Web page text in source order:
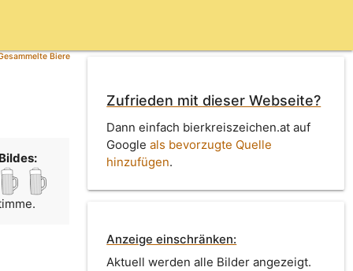
Biere
Zufrieden mit dieser Webseite?
Dann einfach bierkreiszeichen.at auf
Googleals bevorzugte Quelle
hinzufügen.
Anzeige einschränken:
Aktuell werden alle Bilder angezeigt.